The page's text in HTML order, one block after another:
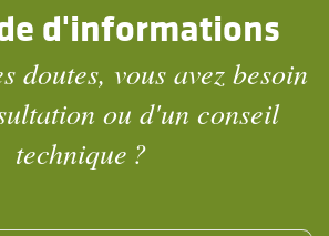
d'informations
doutes, vous avez besoin
ou d'un conseil
technique ?